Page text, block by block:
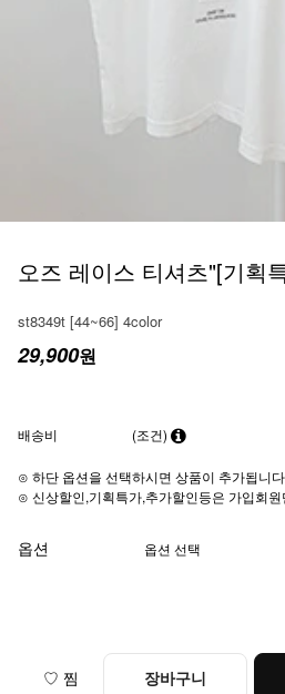
오즈 레이스 티셔츠"[기획
st8349t [44~66] 4color
29,900원
배송비 (조건)
⊙ 하단 옵션을 선택하시면 상품이 추가됩니
⊙ 신상할인,기획특가,추가할인등은 가입회
옵션
♡ 찜 장바구니